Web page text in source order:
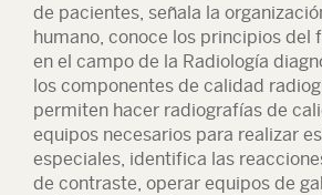
de pacientes, señala la
humano, conoce los principios del
en el campo de la Radiología
los componentes de calidad
permiten hacer radiografías de
equipos necesarios para realizar
especiales, identifica las
de contraste, operar equipos de